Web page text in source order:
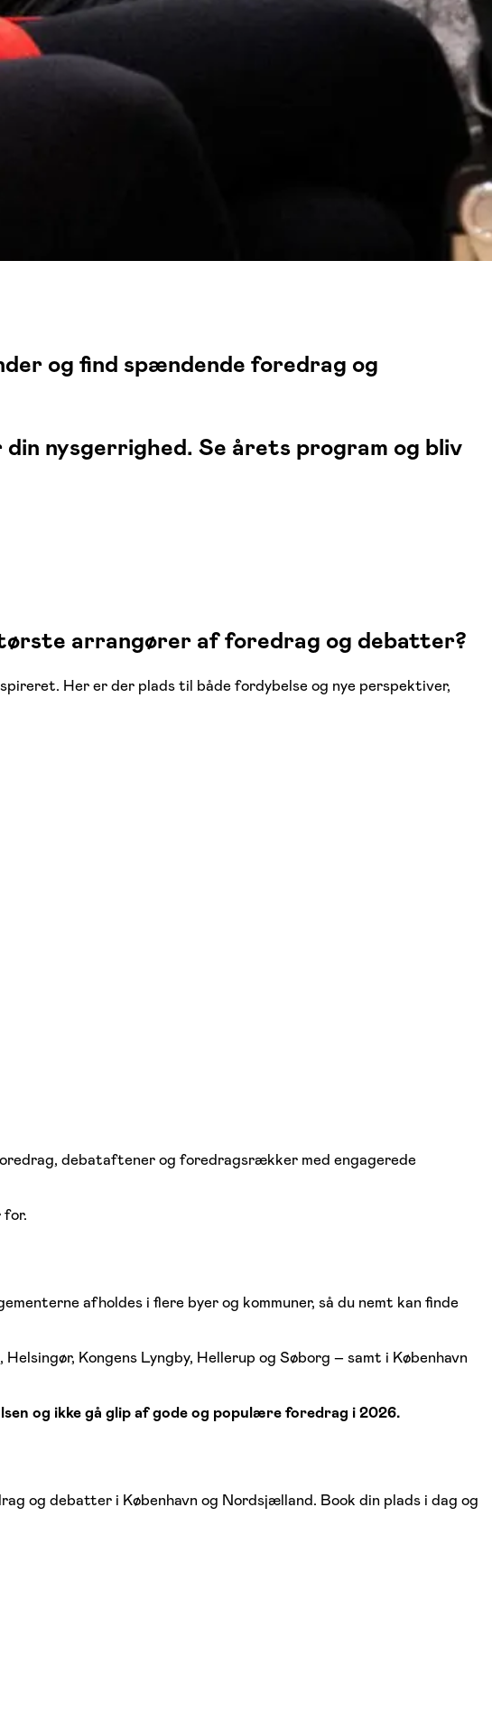
og find spændende foredrag og
nysgerrighed. Se årets program og bliv
arrangører af foredrag og debatter?
Her er der plads til både fordybelse og nye perspektiver,
debataftener og foredragsrækker med engagerede
afholdes i flere byer og kommuner, så du nemt kan finde
Kongens Lyngby, Hellerup og Søborg – samt i København
og ikke gå glip af gode og populære foredrag i 2026.
og debatter i København og Nordsjælland. Book din plads i dag og